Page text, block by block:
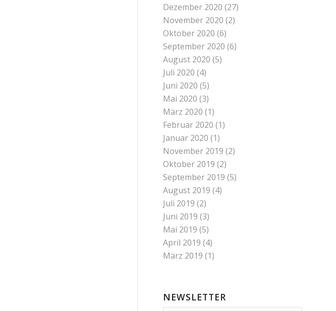
Dezember 2020 (27)
November 2020 (2)
Oktober 2020 (6)
September 2020 (6)
August 2020 (5)
Juli 2020 (4)
Juni 2020 (5)
Mai 2020 (3)
März 2020 (1)
Februar 2020 (1)
Januar 2020 (1)
November 2019 (2)
Oktober 2019 (2)
September 2019 (5)
August 2019 (4)
Juli 2019 (2)
Juni 2019 (3)
Mai 2019 (5)
April 2019 (4)
März 2019 (1)
NEWSLETTER